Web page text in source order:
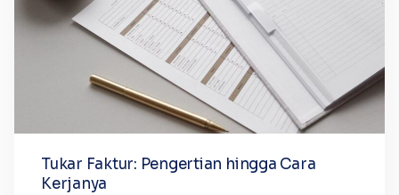
Tukar Faktur: Pengertian hingga Cara
Kerjanya